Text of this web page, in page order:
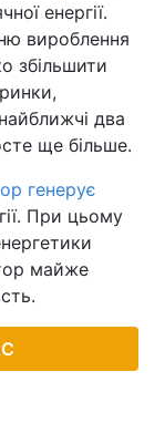
енергії.
вироблення
збільшити
два
ще більше.
генерує
При цьому
майже